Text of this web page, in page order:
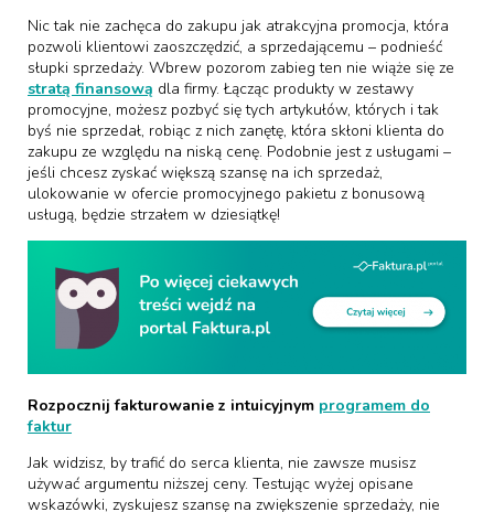
Nic tak nie zachęca do zakupu jak atrakcyjna promocja, która
pozwoli klientowi zaoszczędzić, a sprzedającemu – podnieść
słupki sprzedaży. Wbrew pozorom zabieg ten nie wiąże się ze
stratą finansową dla firmy. Łącząc produkty w zestawy
promocyjne, możesz pozbyć się tych artykułów, których i tak
byś nie sprzedał, robiąc z nich zanętę, która skłoni klienta do
zakupu ze względu na niską cenę. Podobnie jest z usługami –
jeśli chcesz zyskać większą szansę na ich sprzedaż,
ulokowanie w ofercie promocyjnego pakietu z bonusową
usługą, będzie strzałem w dziesiątkę!
Rozpocznij fakturowanie z intuicyjnym programem do
faktur
Jak widzisz, by trafić do serca klienta, nie zawsze musisz
używać argumentu niższej ceny. Testując wyżej opisane
wskazówki, zyskujesz szansę na zwiększenie sprzedaży, nie